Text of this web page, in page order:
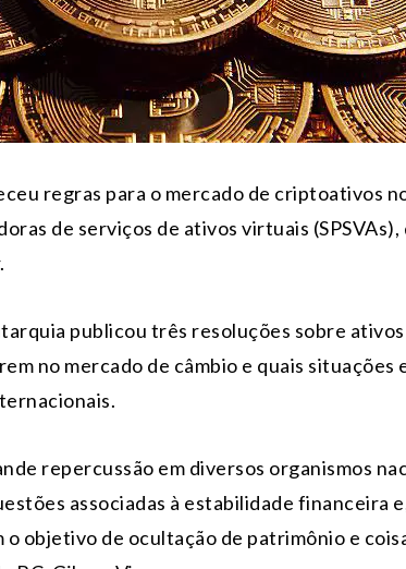
regras para o mercado de criptoativos
de serviços de ativos virtuais
publicou três resoluções sobre
no mercado de câmbio e quais situações
repercussão em diversos organismos
associadas à estabilidade financeira
objetivo de ocultação de patrimônio e